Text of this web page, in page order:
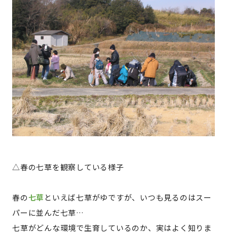
特集コンテンツ
地域を代表する 企業100選
プレスリリース
行政連携記事
MILCプロジェクト
選出企業特別対談
Localist
SDGsの先駆者
イベント
飲食店
地域豆知識
ニッポンの百選大全集
Sporkle
記事ライター アンバサダー
お問い合わせ 会社概要
△春の七草を観察している様子
春の七草 といえば七草がゆですが、いつも見るのはスー
パーに並んだ七草…
七草がどんな環境で生育しているのか、実はよく知りま